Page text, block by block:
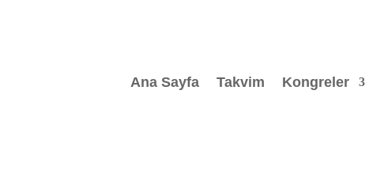
Ana Sayfa Takvim Kongreler